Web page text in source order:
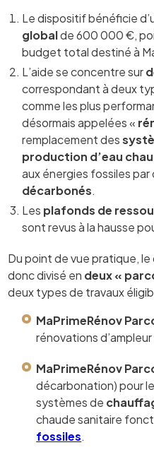
Le dispositif bénéficie
globalde 600 000 €,
budget total destiné à
L’aide se concentre sur
correspondant à deux
comme les plus
désormais appelées «
remplacement des
production d’eau
aux énergies fossiles
décarbonés.
Les plafonds de
sont revus à la hausse
Du point de vue pratique,
donc divisé en deux «
deux types de travaux
MaPrimeRénov
rénovations d’ampleur
MaPrimeRénov
décarbonation) pour
systèmes de
chaude sanitaire
fossiles.